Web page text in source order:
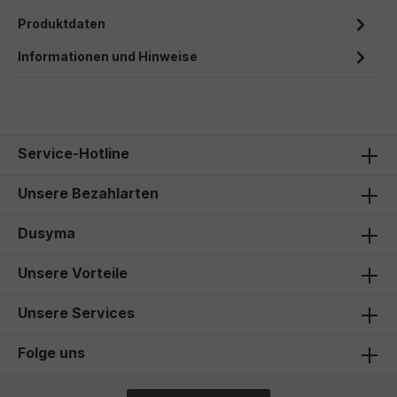
Produktdaten
Informationen und Hinweise
Service-Hotline
Unsere Bezahlarten
Dusyma
Unsere Vorteile
Unsere Services
Folge uns